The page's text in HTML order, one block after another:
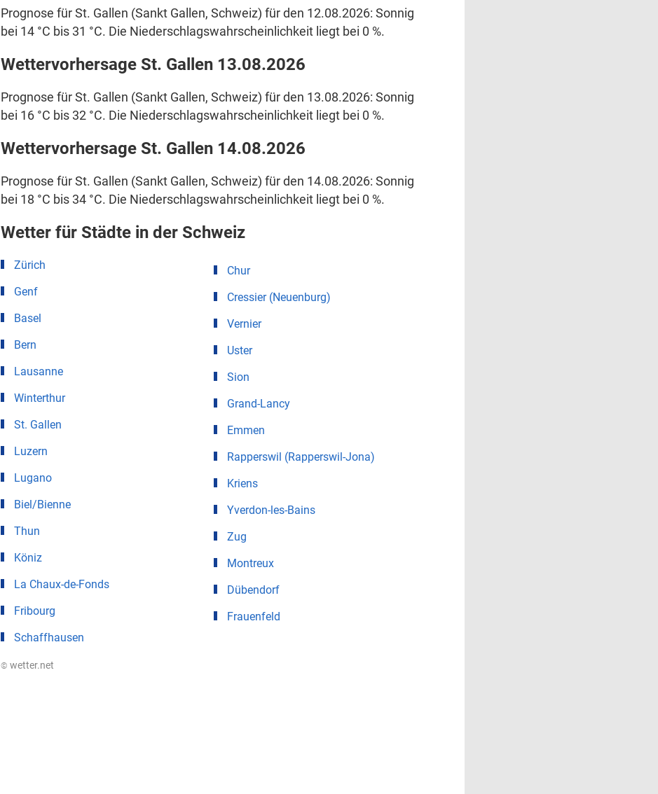
Prognose für St. Gallen (Sankt Gallen, Schweiz) für den 12.08.2026: Sonnig
bei 14 °C bis 31 °C. Die Niederschlagswahrscheinlichkeit liegt bei 0 %.
Wettervorhersage St. Gallen 13.08.2026
Prognose für St. Gallen (Sankt Gallen, Schweiz) für den 13.08.2026: Sonnig
bei 16 °C bis 32 °C. Die Niederschlagswahrscheinlichkeit liegt bei 0 %.
Wettervorhersage St. Gallen 14.08.2026
Prognose für St. Gallen (Sankt Gallen, Schweiz) für den 14.08.2026: Sonnig
bei 18 °C bis 34 °C. Die Niederschlagswahrscheinlichkeit liegt bei 0 %.
Wetter für Städte in der Schweiz
Zürich
Genf
Basel
Bern
Lausanne
Winterthur
St. Gallen
Luzern
Lugano
Biel/Bienne
Thun
Köniz
La Chaux-de-Fonds
Fribourg
Schaffhausen
Chur
Cressier (Neuenburg)
Vernier
Uster
Sion
Grand-Lancy
Emmen
Rapperswil (Rapperswil-Jona)
Kriens
Yverdon-les-Bains
Zug
Montreux
Dübendorf
Frauenfeld
© wetter.net